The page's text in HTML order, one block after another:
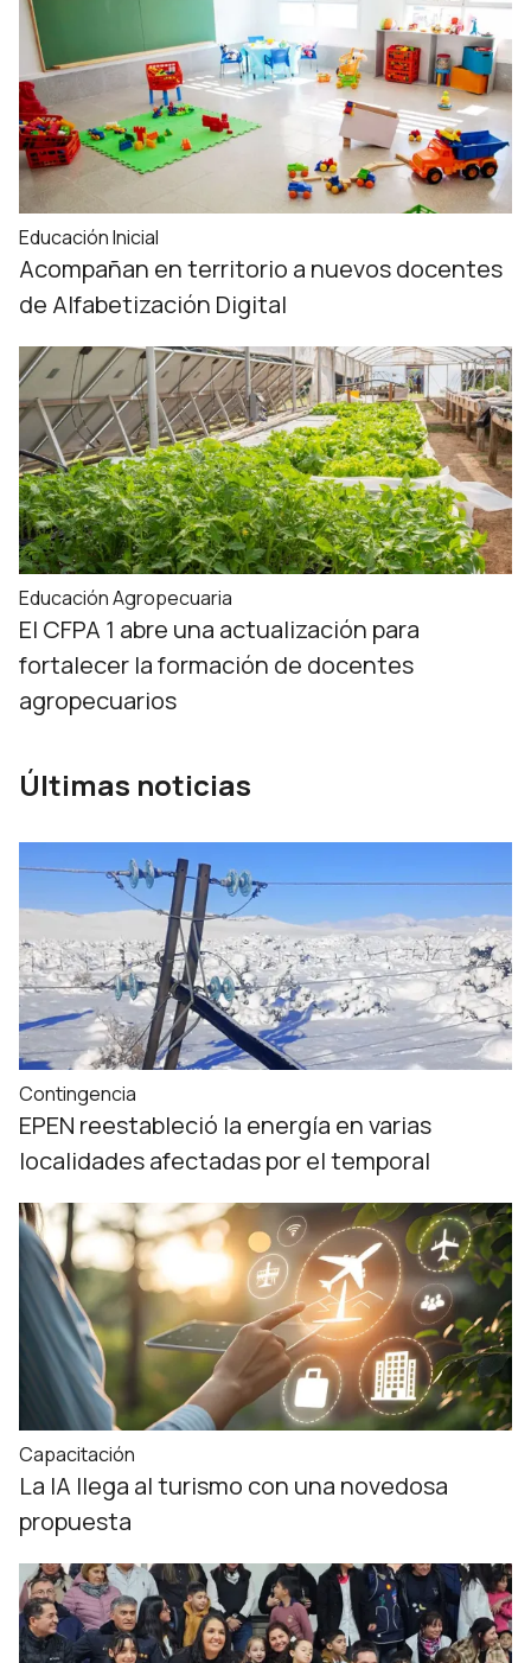
Educación Inicial
Acompañan en territorio a nuevos docentes
de Alfabetización Digital
Educación Agropecuaria
El CFPA 1 abre una actualización para
fortalecer la formación de docentes
agropecuarios
Últimas noticias
Contingencia
EPEN reestableció la energía en varias
localidades afectadas por el temporal
Capacitación
La IA llega al turismo con una novedosa
propuesta